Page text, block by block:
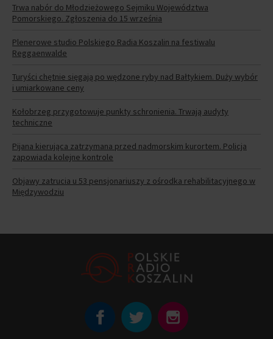
Trwa nabór do Młodzieżowego Sejmiku Województwa
Pomorskiego. Zgłoszenia do 15 września
Plenerowe studio Polskiego Radia Koszalin na festiwalu
Reggaenwalde
Turyści chętnie sięgają po wędzone ryby nad Bałtykiem. Duży wybór
i umiarkowane ceny
Kołobrzeg przygotowuje punkty schronienia. Trwają audyty
techniczne
Pijana kierująca zatrzymana przed nadmorskim kurortem. Policja
zapowiada kolejne kontrole
Objawy zatrucia u 53 pensjonariuszy z ośrodka rehabilitacyjnego w
Międzywodziu